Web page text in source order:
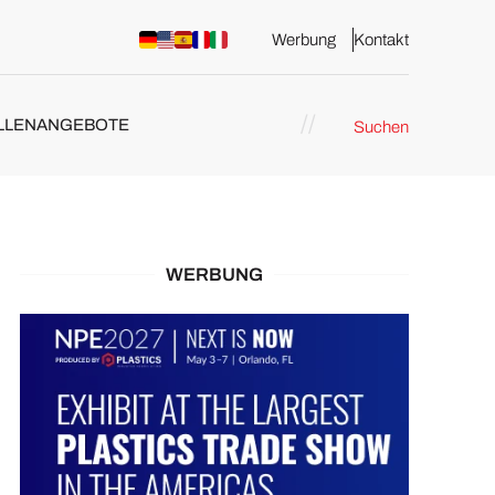
Werbung Kontakt
Suchen
WERBUNG